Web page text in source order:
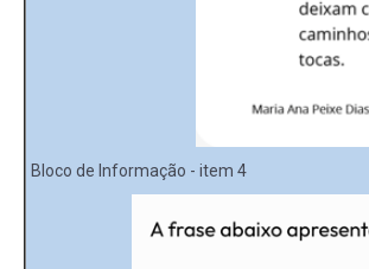
Bloco de Informação - item 4